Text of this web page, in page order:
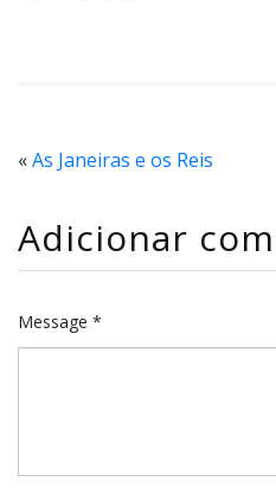
«As Janeiras e os Reis
Adicionar
Message *